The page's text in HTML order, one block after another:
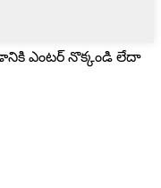
ఎంటర్ నొక్కండి లేదా